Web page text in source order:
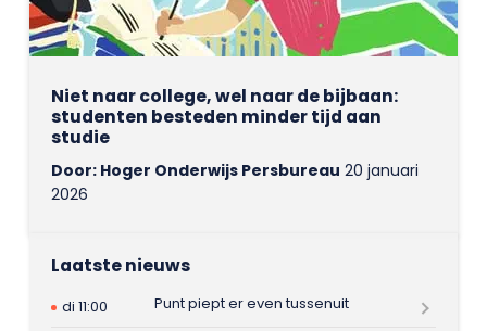
Niet naar college, wel naar de bijbaan:
studenten besteden minder tijd aan
studie
Door: Hoger Onderwijs Persbureau 20 januari
2026
Laatste nieuws
di 11:00
Punt piept er even tussenuit